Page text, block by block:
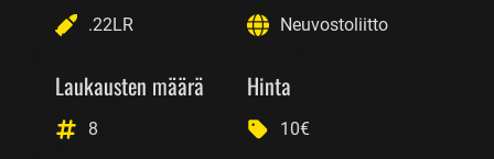
.22LR Neuvostoliitto
Laukausten määrä
8
Hinta
10€